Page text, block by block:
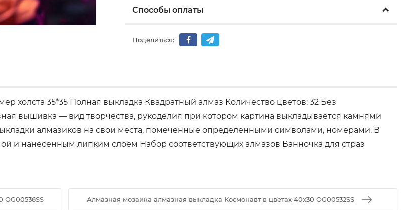
Способы оплаты
Поделиться:
холста 35*35 Полная выкладка Квадратный алмаз Количество цветов: 32 Без
вышивка — вид творчества, рукоделия при котором картина выкладывается камнями
алмазиков на свои места, помеченные определенными символами, номерами. В
и нанесённым липким слоем Набор соответствующих алмазов Ванночка для страз
Алмазная мозаика алмазная выкладка Космонавт в цветах 40x30 OG00532SS